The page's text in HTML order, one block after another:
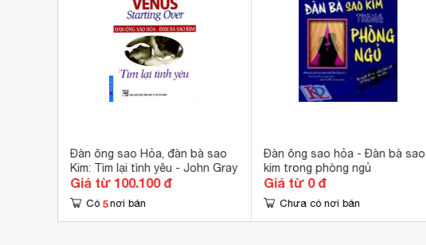
Đàn ông sao Hỏa, đàn bà sao
Kim: Tìm lại tình yêu - John Gray
Giá từ 100.100 đ
Có 5 nơi bán
Đàn ông sao hỏa - Đàn bà sao
kim trong phòng ngủ
Giá từ 0 đ
Chưa có nơi bán